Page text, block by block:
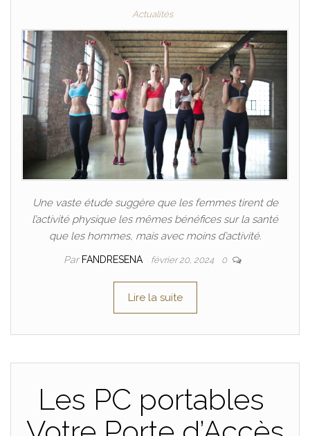
Actualités
Une vaste étude suggère que les femmes tirent de
l’activité physique les mêmes bénéfices sur la santé
que les hommes, mais avec moins d’activité.
Par FANDRESENA février 20, 2024 0
Lire la suite
Les PC portables